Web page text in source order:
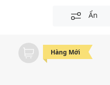
Ẩn
Hàng Mới